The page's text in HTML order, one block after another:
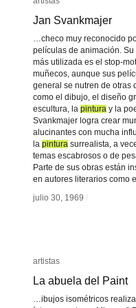
Jan Svankmajer
…checo muy reconocido
películas de animación. Su
más utilizada es el stop-
muñecos, aunque sus
general se nutren de otras
como el dibujo, el diseño
escultura, la pintura y la
Svankmajer logra crear
alucinantes con mucha
la pintura surrealista, a
temas escabrosos o de
Parte de sus obras están
en autores literarios como
julio 30, 1969 /
Jan Svankmajer
pintura
pintura
julio 30, 1969 /
artistas
La abuela del Paint
…ibujos isométricos
artistas
La abuela del Paint